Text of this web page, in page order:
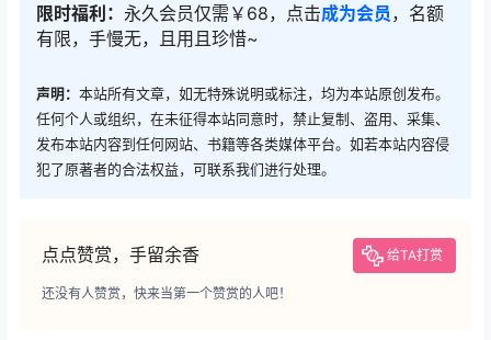
限时福利： 永久会员仅需￥68，点击成为会员 ，名额
有限，手慢无，且用且珍惜~
声明： 本站所有文章，如无特殊说明或标注，均为本站原创发布。
任何个人或组织，在未征得本站同意时，禁止复制、盗用、采集、
发布本站内容到任何网站、书籍等各类媒体平台。如若本站内容侵
犯了原著者的合法权益，可联系我们进行处理。
点点赞赏，手留余香 给TA打赏
还没有人赞赏，快来当第一个赞赏的人吧！